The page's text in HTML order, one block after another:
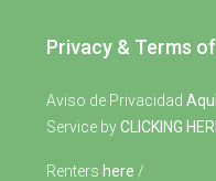
Privacy & Terms
Aviso de Privacidad Aqui
Service byCLICKING
Renters here /